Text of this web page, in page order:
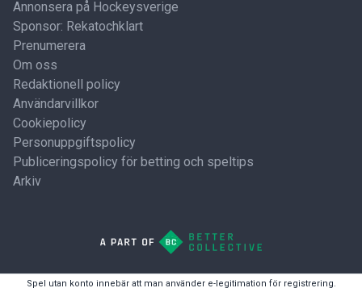
Annonsera på Hockeysverige
Sponsor: Rekatochklart
Prenumerera
Om oss
Redaktionell policy
Användarvillkor
Cookiepolicy
Personuppgiftspolicy
Publiceringspolicy för betting och speltips
Arkiv
Spel utan konto innebär att man använder e-legitimation för registrering.